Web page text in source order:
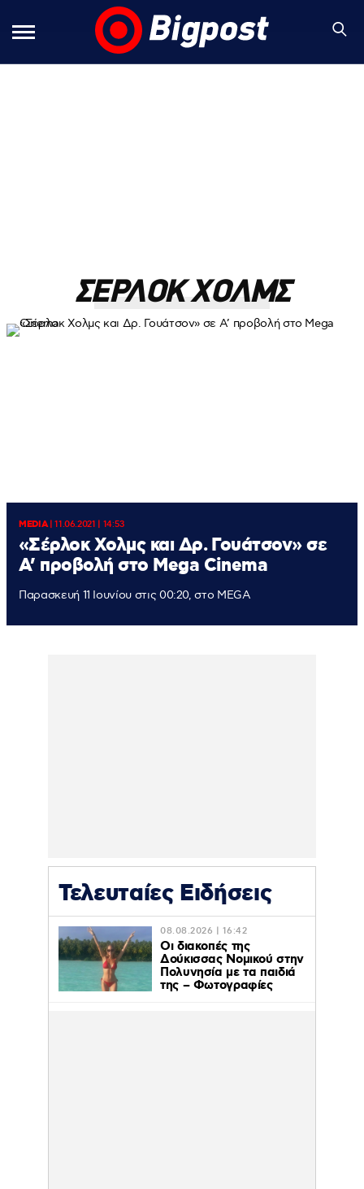
ΣΕΡΛΟΚ ΧΟΛΜΣ
MEDIA|11.06.2021 | 14:53
«Σέρλοκ Χολμς και Δρ. Γουάτσον» σε
Α’ προβολή στο Mega Cinema
Παρασκευή 11 Ιουνίου στις 00:20, στο MEGA
Τελευταίες Ειδήσεις
08.08.2026 | 16:42
Οι διακοπές της
Δούκισσας Νομικού στην
Πολυνησία με τα παιδιά
της – Φωτογραφίες